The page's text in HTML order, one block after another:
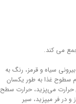
می کند.
سیاه و قرمز، رنگ به
سطوح غذا به طور یکسان
حرارت می‌پزید، حرارت سطح
در فر میپزید، سیر